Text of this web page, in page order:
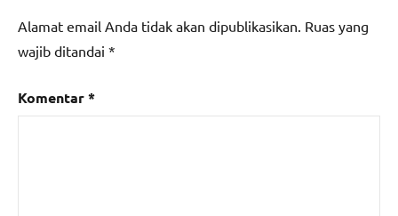
Alamat email Anda tidak akan dipublikasikan. Ruas yang
wajib ditandai *
Komentar*